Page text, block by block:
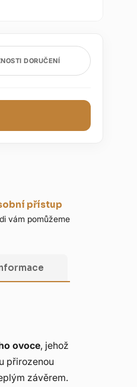
DORUČENÍ
přístup
vám pomůžeme
ovoce, jehož
přirozenou
závěrem.